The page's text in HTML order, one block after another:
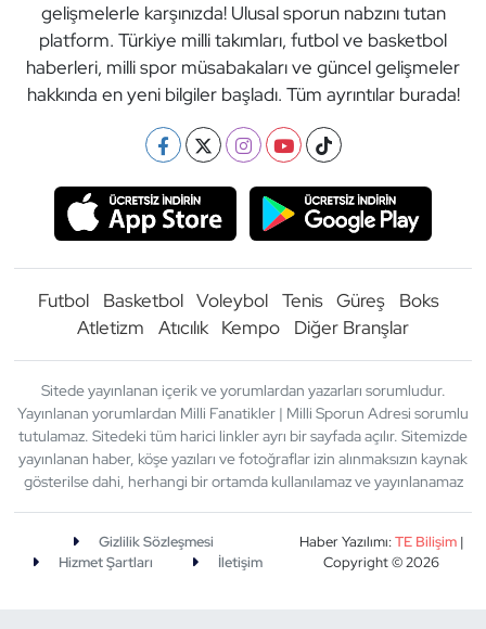
gelişmelerle karşınızda! Ulusal sporun nabzını tutan
platform. Türkiye milli takımları, futbol ve basketbol
haberleri, milli spor müsabakaları ve güncel gelişmeler
hakkında en yeni bilgiler başladı. Tüm ayrıntılar burada!
Futbol Basketbol Voleybol Tenis Güreş
Boks
Atletizm
Atıcılık Kempo Diğer Branşlar
Sitede yayınlanan içerik ve yorumlardan yazarları sorumludur.
Yayınlanan yorumlardan Milli Fanatikler | Milli Sporun Adresi sorumlu
tutulamaz. Sitedeki tüm harici linkler ayrı bir sayfada açılır. Sitemizde
yayınlanan haber, köşe yazıları ve fotoğraflar izin alınmaksızın kaynak
gösterilse dahi, herhangi bir ortamda kullanılamaz ve yayınlanamaz
Gizlilik Sözleşmesi
Hizmet Şartları
İletişim
Haber Yazılımı:TE Bilişim|
Copyright © 2026